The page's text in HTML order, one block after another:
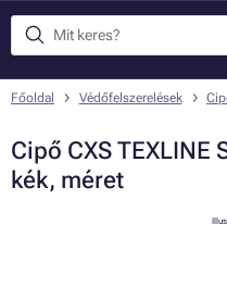
Főoldal Védőfelszerelések
Cipő CXS TEXLINE
kék, méret